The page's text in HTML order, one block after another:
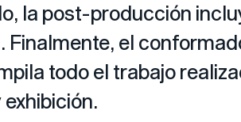
la post-producción
Finalmente, el
todo el trabajo